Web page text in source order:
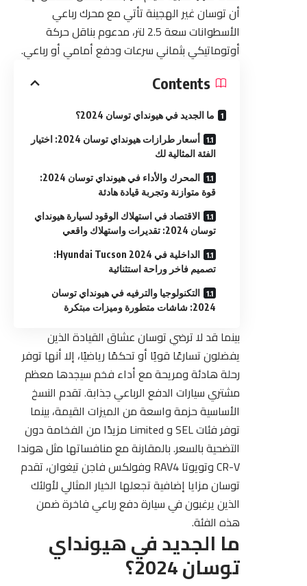
أن توسان غير الهجينة تأتي مع محرك رباعي
الأسطوانات سعة 2.5 لتر، مدعوم بناقل حركة
أوتوماتيكي بثماني سرعات ودفع أمامي أو رباعي.
Contents
ما الجديد في هيونداي توسان 2024؟
أسعار طرازات هيونداي توسان 2024: اختيار
الفئة المثالية لك
المحرك والأداء في هيونداي توسان 2024:
قوة متوازنة وتجربة قيادة هادئة
الاقتصاد في استهلاك الوقود لسيارة هيونداي
توسان 2024: تقديرات واستهلاك واقعي
الداخلية في Hyundai Tucson 2024:
تصميم فاخر وراحة استثنائية
التكنولوجيا والترفيه في هيونداي توسان
2024: شاشات متطورة وميزات مبتكرة
بينما قد لا ترضي توسان عشاق القيادة الذين
يفضلون تسارعًا قويًا أو تحكمًا رياضيًا، إلا أنها توفر
رحلة هادئة ومريحة مع أداء فخم سيجدها معظم
مشتري سيارات الدفع الرباعي جذابة. تقدم النسخ
الأساسية حزمة واسعة من الميزات القيمة، بينما
توفر فئات SEL و Limited مزيدًا من الفخامة دون
التضحية بالسعر. بالمقارنة مع منافساتها مثل هوندا
CR-V وتويوتا RAV4 وفولكس فاجن تيغوان، تقدم
توسان مزايا إضافية تجعلها الخيار المثالي لأولئك
الذين يرغبون في سيارة دفع رباعي فاخرة ضمن
هذه الفئة.
ما الجديد في هيونداي
توسان 2024؟